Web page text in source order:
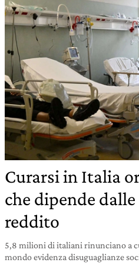
Curarsi in Italia
che dipende
reddito
5,8 milioni di italiani rinunciano a
mondo evidenza disuguaglianze